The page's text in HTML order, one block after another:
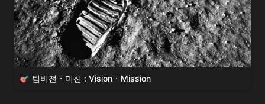
팀비전・미션 : Vision・Mission